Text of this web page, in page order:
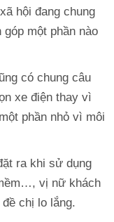
hội đang chung
một phần nào
có chung câu
xe điện thay vì
phần nhỏ vì môi
ra khi sử dụng
vị nữ khách
chị lo lắng.